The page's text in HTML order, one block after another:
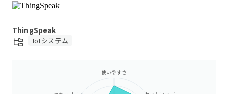
ThingSpeak
IoTシステム
使いやすさ